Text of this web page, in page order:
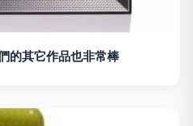
的其它作品也非常棒